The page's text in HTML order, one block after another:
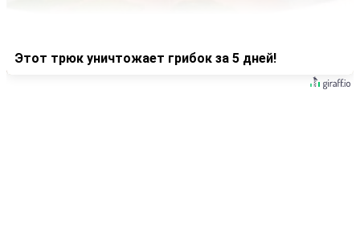
Этот трюк уничтожает грибок за 5 дней!